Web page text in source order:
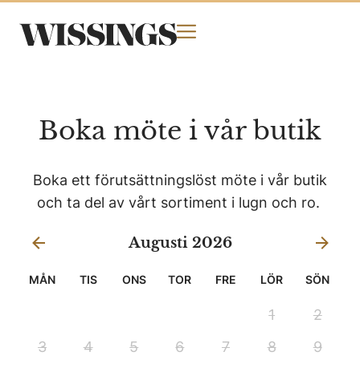
Boka möte i vår butik
Boka ett förutsättningslöst möte i vår butik
och ta del av vårt sortiment i lugn och ro.
Augusti 2026
MÅN TIS ONS TOR FRE LÖR SÖN
1
2
3
4 5 6 7 8
9